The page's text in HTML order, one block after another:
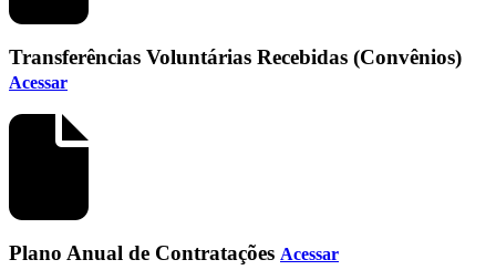
Transferências Voluntárias Recebidas (Convênios)
Acessar
Plano Anual de Contratações Acessar